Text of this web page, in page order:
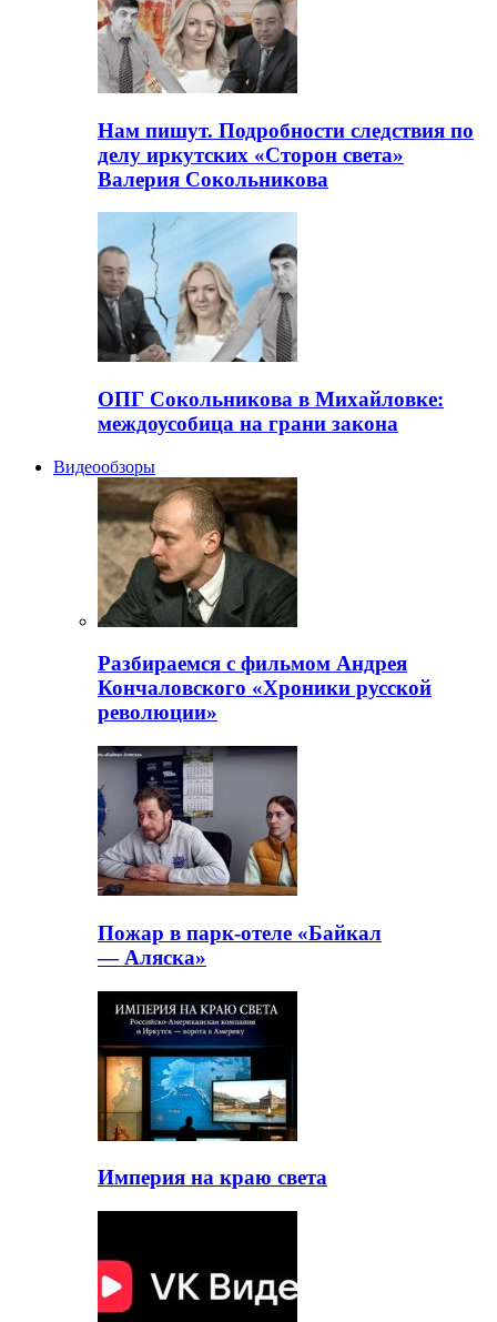
Нам пишут. Подробности следствия по
делу иркутских «Сторон света»
Валерия Сокольникова
ОПГ Сокольникова в Михайловке:
междоусобица на грани закона
Видеообзоры
Разбираемся с фильмом Андрея
Кончаловского «Хроники русской
революции»
Пожар в парк-отеле «Байкал
— Аляска»
Империя на краю света